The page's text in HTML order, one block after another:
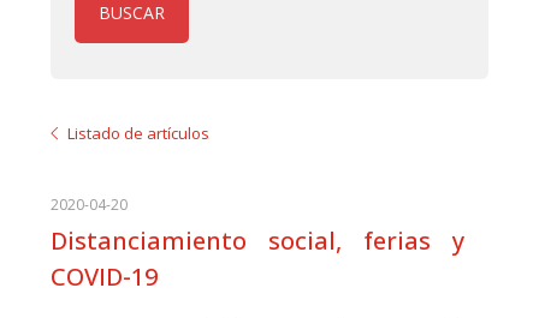
Listado de artículos
2020-04-20
Distanciamiento social, ferias y
COVID-19
BUSCAR